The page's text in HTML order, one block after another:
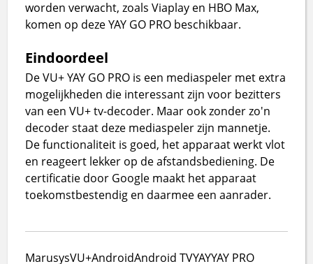
worden verwacht, zoals Viaplay en HBO Max,
komen op deze YAY GO PRO beschikbaar.
Eindoordeel
De VU+ YAY GO PRO is een mediaspeler met extra
mogelijkheden die interessant zijn voor bezitters
van een VU+ tv-decoder. Maar ook zonder zo'n
decoder staat deze mediaspeler zijn mannetje.
De functionaliteit is goed, het apparaat werkt vlot
en reageert lekker op de afstandsbediening. De
certificatie door Google maakt het apparaat
toekomstbestendig en daarmee een aanrader.
MarusysVU+AndroidAndroid TVYAYYAY PRO